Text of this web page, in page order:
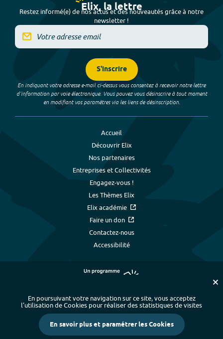
Elix, la lettre
Restez informé(e) de nos actus et des nouveautés grâce à notre
newsletter !
S'inscrire
En indiquant votre adresse e-mail ci-dessus vous consentez à recevoir notre lettre
d’information par voie électronique. Vous pouvez vous désinscrire à tout moment
en modifiant vos paramètres via les liens de désinscription.
Accueil
Découvrir Elix
Nos partenaires
Entreprises et Collectivités
Engagez-vous !
Les Thèmes Elix
Elix académie
Faire un don
Contactez-nous
Accessibilité
Plan du site - Index alphabétique
-
Mentions légales et données personnelles
- Paramétrer les cookies
Crédits
En poursuivant votre navigation sur ce site, vous acceptez
l’utilisation de Cookies pour réaliser des statistiques de visites
En savoir plus et paramétrer les Cookies